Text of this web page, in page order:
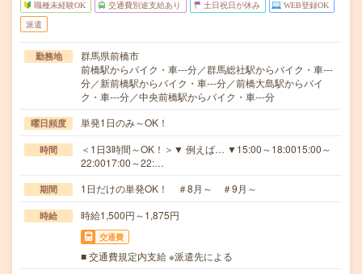
職種未経験OK 交通費別途支給あり 土日祝日が休み WEB登録OK
派遣
勤務地
群馬県前橋市
前橋駅からバイク・車---分／群馬総社駅からバイク・車---
分／新前橋駅からバイク・車---分／前橋大島駅からバイ
ク・車---分／中央前橋駅からバイク・車---分
曜日頻度 単発1日のみ～OK！
時間
＜1日3時間～OK！＞▼ 例えば… ▼15:00～18:0015:00～
22:0017:00～22:…
期間 1日だけの単発OK！ ＃8月～ ＃9月～
時給 時給1,500円～1,875円
交通費
■ 交通費規定内支給 ※派遣先による